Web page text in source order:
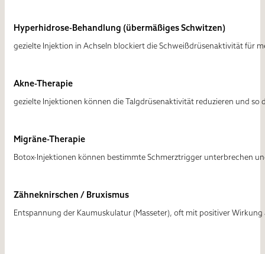
Hyperhidrose-Behandlung (übermäßiges Schwitzen)
gezielte Injektion in Achseln blockiert die Schweißdrüsenaktivität für
Akne-Therapie
gezielte Injektionen können die Talgdrüsenaktivität reduzieren und so
Migräne-Therapie
Botox-Injektionen können bestimmte Schmerztrigger unterbrechen
Zähneknirschen / Bruxismus
Entspannung der Kaumuskulatur (Masseter), oft mit positiver